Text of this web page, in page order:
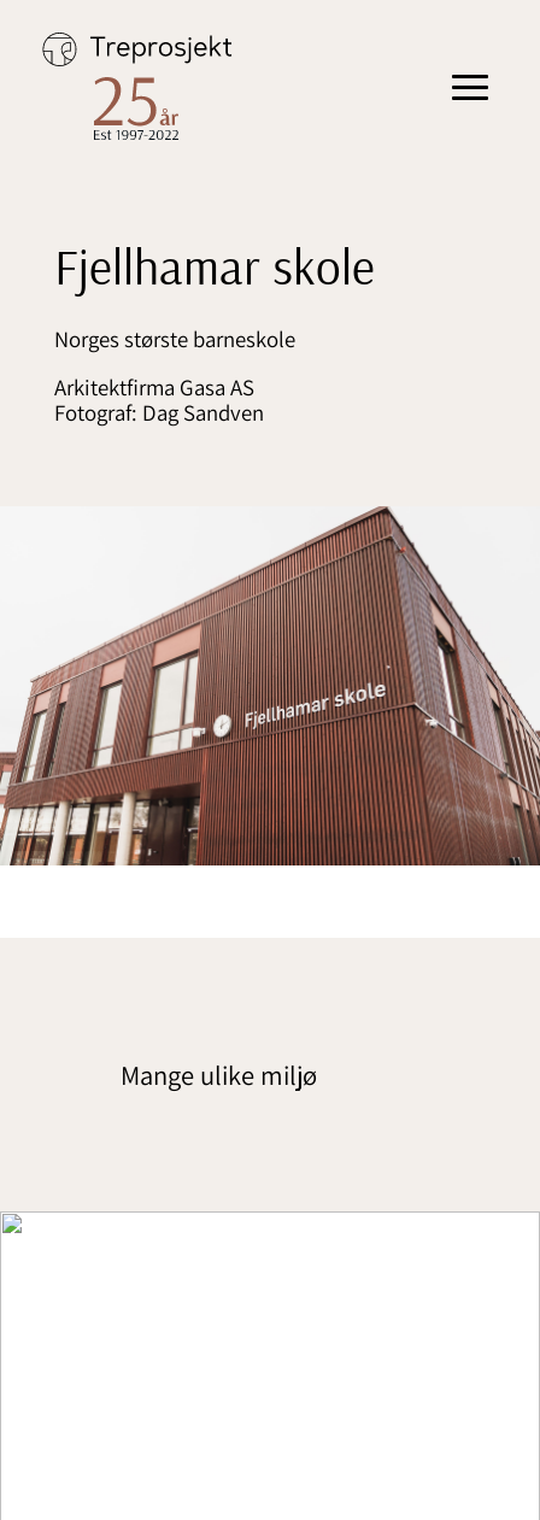
innhold
Toggle
Fjellhamar skole
Norges største barneskole
Arkitektfirma Gasa AS
Fotograf: Dag Sandven
Mange ulike miljø